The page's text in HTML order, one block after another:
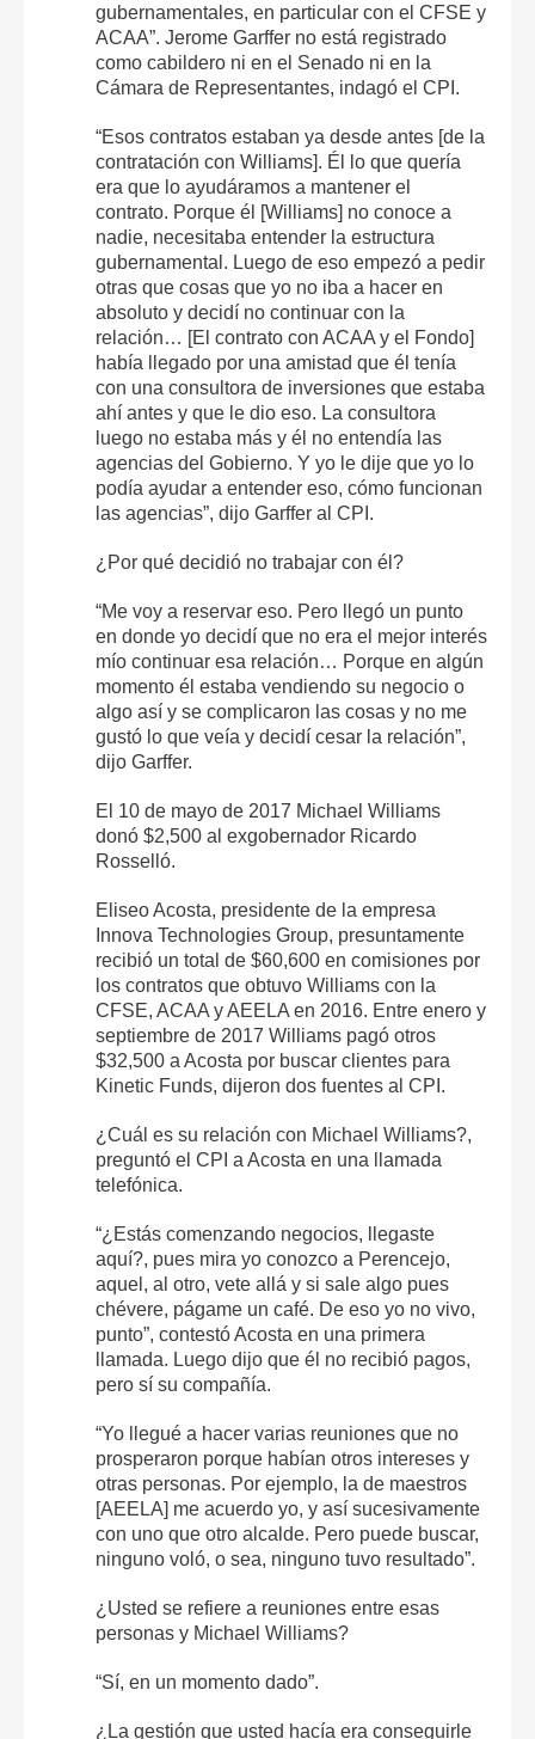
gubernamentales, en particular con el CFSE y
ACAA”. Jerome Garffer no está registrado
como cabildero ni en el Senado ni en la
Cámara de Representantes, indagó el CPI.
“Esos contratos estaban ya desde antes [de la
contratación con Williams]. Él lo que quería
era que lo ayudáramos a mantener el
contrato. Porque él [Williams] no conoce a
nadie, necesitaba entender la estructura
gubernamental. Luego de eso empezó a pedir
otras que cosas que yo no iba a hacer en
absoluto y decidí no continuar con la
relación… [El contrato con ACAA y el Fondo]
había llegado por una amistad que él tenía
con una consultora de inversiones que estaba
ahí antes y que le dio eso. La consultora
luego no estaba más y él no entendía las
agencias del Gobierno. Y yo le dije que yo lo
podía ayudar a entender eso, cómo funcionan
las agencias”, dijo Garffer al CPI.
¿Por qué decidió no trabajar con él?
“Me voy a reservar eso. Pero llegó un punto
en donde yo decidí que no era el mejor interés
mío continuar esa relación… Porque en algún
momento él estaba vendiendo su negocio o
algo así y se complicaron las cosas y no me
gustó lo que veía y decidí cesar la relación”,
dijo Garffer.
El 10 de mayo de 2017 Michael Williams
donó $2,500 al exgobernador Ricardo
Rosselló.
Eliseo Acosta, presidente de la empresa
Innova Technologies Group, presuntamente
recibió un total de $60,600 en comisiones por
los contratos que obtuvo Williams con la
CFSE, ACAA y AEELA en 2016. Entre enero y
septiembre de 2017 Williams pagó otros
$32,500 a Acosta por buscar clientes para
Kinetic Funds, dijeron dos fuentes al CPI.
¿Cuál es su relación con Michael Williams?,
preguntó el CPI a Acosta en una llamada
telefónica.
“¿Estás comenzando negocios, llegaste
aquí?, pues mira yo conozco a Perencejo,
aquel, al otro, vete allá y si sale algo pues
chévere, págame un café. De eso yo no vivo,
punto”, contestó Acosta en una primera
llamada. Luego dijo que él no recibió pagos,
pero sí su compañía.
“Yo llegué a hacer varias reuniones que no
prosperaron porque habían otros intereses y
otras personas. Por ejemplo, la de maestros
[AEELA] me acuerdo yo, y así sucesivamente
con uno que otro alcalde. Pero puede buscar,
ninguno voló, o sea, ninguno tuvo resultado”.
¿Usted se refiere a reuniones entre esas
personas y Michael Williams?
“Sí, en un momento dado”.
¿La gestión que usted hacía era conseguirle